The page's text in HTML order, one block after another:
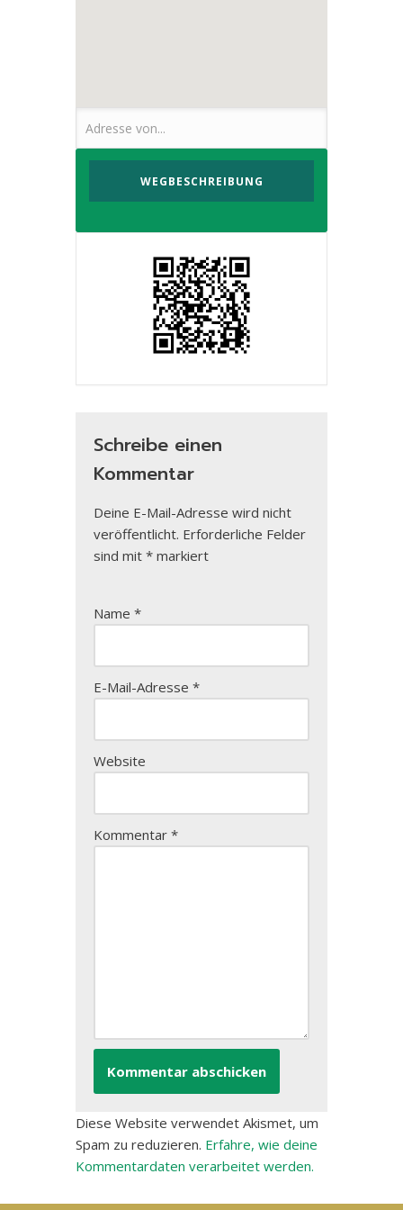
Schreibe einen
Kommentar
Deine E-Mail-Adresse wird nicht
veröffentlicht. Erforderliche Felder
sind mit * markiert
Name *
E-Mail-Adresse *
Website
Kommentar *
Diese Website verwendet Akismet, um
Spam zu reduzieren. Erfahre, wie deine
Kommentardaten verarbeitet werden.